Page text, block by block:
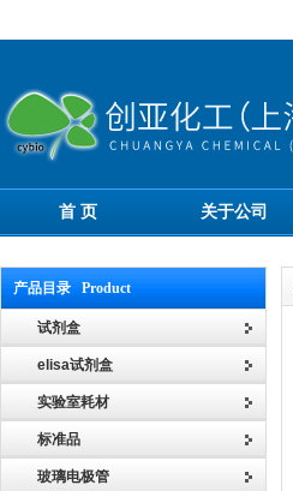
首 页 关于公司
产品目录 Product
试剂盒
elisa试剂盒
实验室耗材
标准品
玻璃电极管